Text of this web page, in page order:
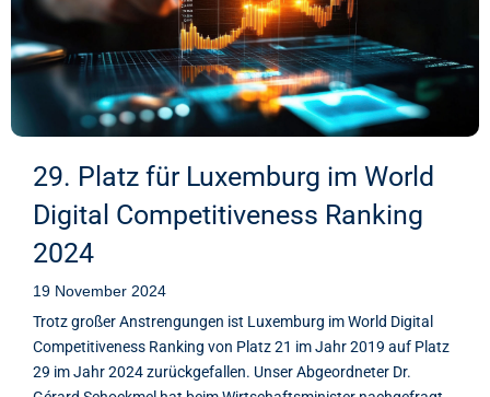
29. Platz für Luxemburg im World
Digital Competitiveness Ranking
2024
19 November 2024
Trotz großer Anstrengungen ist Luxemburg im World Digital
Competitiveness Ranking von Platz 21 im Jahr 2019 auf Platz
29 im Jahr 2024 zurückgefallen. Unser Abgeordneter Dr.